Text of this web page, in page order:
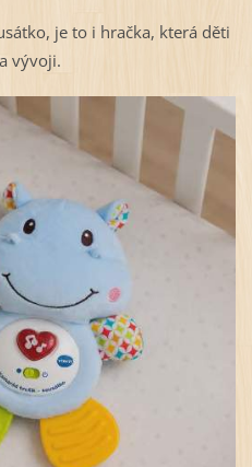
je to i hračka, která děti
vývoji.